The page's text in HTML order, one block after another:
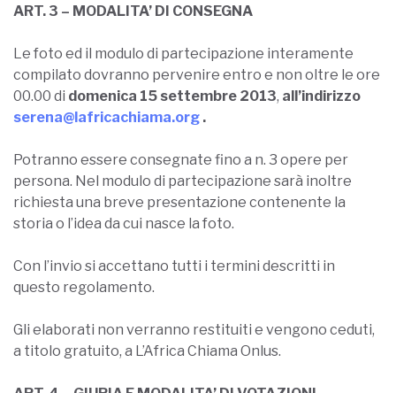
ART. 3 – MODALITA’ DI CONSEGNA
Le foto ed il modulo di partecipazione interamente
compilato dovranno pervenire entro e non oltre le ore
00.00 di domenica 15 settembre 2013, all’indirizzo
serena@lafricachiama.org .
Potranno essere consegnate fino a n. 3 opere per
persona. Nel modulo di partecipazione sarà inoltre
richiesta una breve presentazione contenente la
storia o l’idea da cui nasce la foto.
Con l’invio si accettano tutti i termini descritti in
questo regolamento.
Gli elaborati non verranno restituiti e vengono ceduti,
a titolo gratuito, a L’Africa Chiama Onlus.